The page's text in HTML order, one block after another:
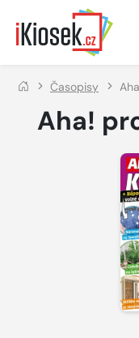
Přejít na hlavní obsah
Časopisy
Aha!